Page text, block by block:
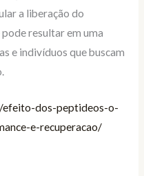
a liberação do
resultar em uma
e indivíduos que buscam
dos-peptideos-o-
e-recuperacao/